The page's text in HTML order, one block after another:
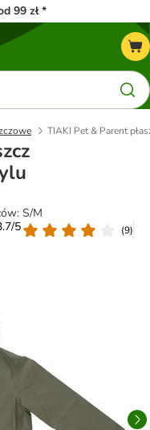
99 zł *
TIAKI Pet & Parent
S/M
5
(9)